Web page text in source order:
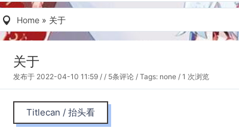
Home » 关于
关于
发布于 2022-04-10 11:59 / / 5条评论 / Tags: none / 1 次浏览
Titlecan / 抬头看